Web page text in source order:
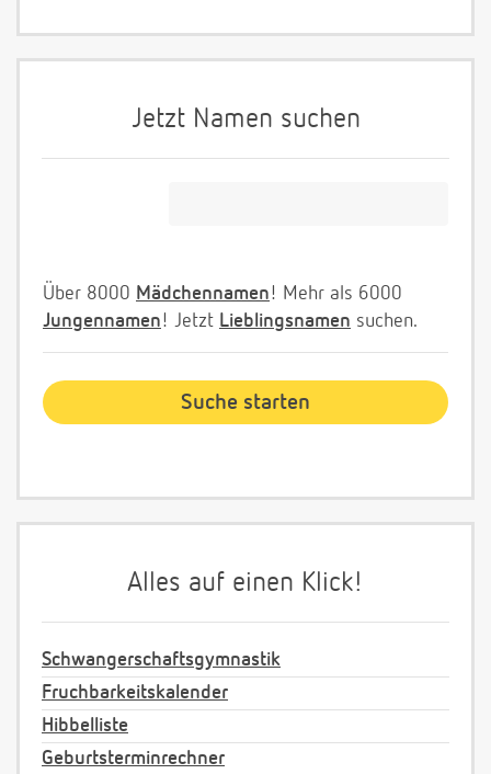
Jetzt Namen suchen
Über 8000 Mädchennamen! Mehr als 6000
Jungennamen! Jetzt Lieblingsnamen suchen.
Alles auf einen Klick!
Schwangerschaftsgymnastik
Fruchbarkeitskalender
Hibbelliste
Geburtsterminrechner